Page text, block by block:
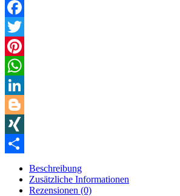
Facebook
Twitter
Pinterest
WhatsApp
LinkedIn
Blogger
XING
Beschreibung
Zusätzliche Informationen
Rezensionen (0)